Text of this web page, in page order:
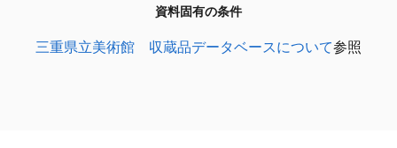
資料固有の条件
三重県立美術館 収蔵品データベースについて参照